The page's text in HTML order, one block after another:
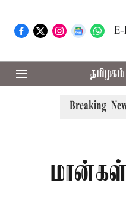
E-
தமிழகம்
Breaking
வழக்கை வாபஸ் பெற்றார்